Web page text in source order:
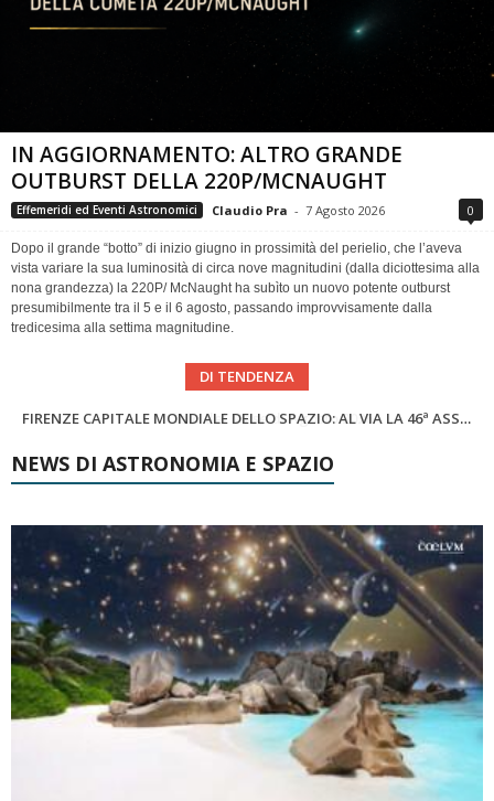
IN AGGIORNAMENTO: ALTRO GRANDE
OUTBURST DELLA 220P/MCNAUGHT
Effemeridi ed Eventi Astronomici Claudio Pra - 7 Agosto 2026 0
Dopo il grande “botto” di inizio giugno in prossimità del perielio, che l’aveva
vista variare la sua luminosità di circa nove magnitudini (dalla diciottesima alla
nona grandezza) la 220P/ McNaught ha subìto un nuovo potente outburst
presumibilmente tra il 5 e il 6 agosto, passando improvvisamente dalla
tredicesima alla settima magnitudine.
DI TENDENZA
Cielo del Mese di Agosto 2026
SUPERNOVAE aggiornamenti del mese – Agosto 2026
NEWS DI ASTRONOMIA E SPAZIO